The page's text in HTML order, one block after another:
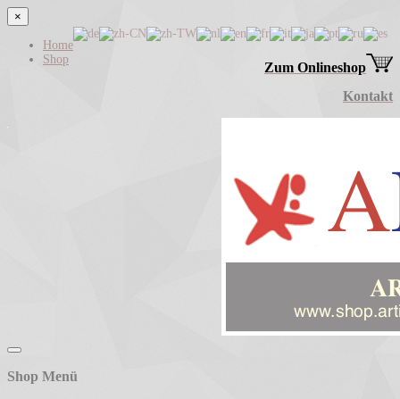
×
Home
Shop
Zum Onlineshop
Kontakt
Shop Menü